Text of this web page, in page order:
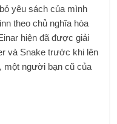
yêu sách của mình
theo chủ nghĩa hòa
hiện đã được giải
và Snake trước khi lên
một người bạn cũ của